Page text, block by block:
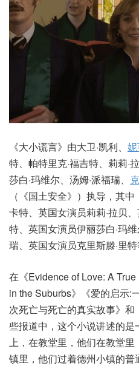
《大小谎言》由大卫·凯利、 妮
特、帕特里克·福吉特、莉莉·
莎白·玛维尔、汤姆·派福瑞、
（《国土安全》）执导，其
卡特、英国女演员莉莉·拉贝
特、英国女演员伊丽莎白·玛
瑞、英国女演员克里斯滕·里特
在《Evidence of Love: A
in the Suburbs》《爱的启示:
次死亡与死亡的真实故事》
些报道中，这个小说讲述的
上，在教堂里，他们在教堂
镇里，他们过着德州小镇的普